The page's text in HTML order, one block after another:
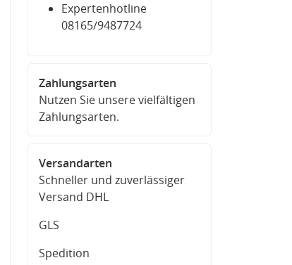
Expertenhotline
08165/9487724
Zahlungsarten
Nutzen Sie unsere vielfältigen
Zahlungsarten.
Versandarten
Schneller und zuverlässiger
Versand DHL
GLS
Spedition